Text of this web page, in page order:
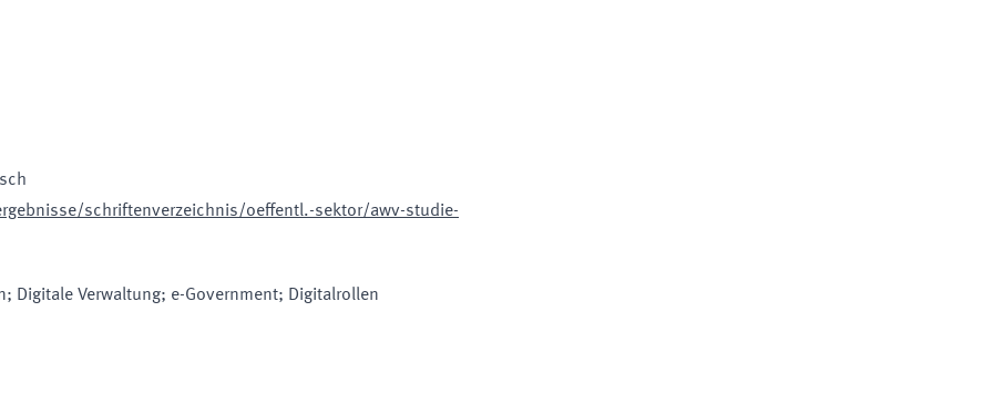
schriftenverzeichnis/oeffentl.-sektor/awv-studie-
Digitale Verwaltung; e-Government; Digitalrollen